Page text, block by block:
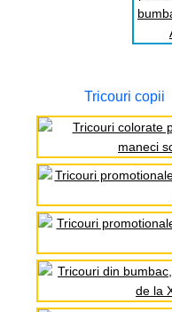
Tricouri copii